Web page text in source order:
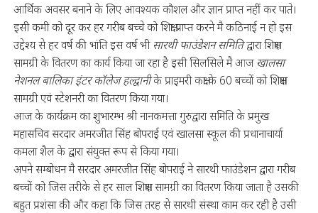
आर्थिक अवसर बनाने के लिए आवश्यक कौशल और ज्ञान प्राप्त नहीं कर पाते।
इसी कमी को दूर कर हर गरीब बच्चे को शिक्षा प्राप्त करने मै कठिनाई न हो इस
उद्देश्य से हर वर्ष की भांति इस वर्ष भी सारथी फाउंडेशन समितिद्वारा शिक्षण
सामग्री के वितरण का कार्य किया जा रहा है इसी सिलसिले मै आज खालसा
नेशनल बालिका इंटर कॉलेज हल्द्वानीके प्राइमरी कक्षा के 60 बच्चों को शिक्षण
सामग्री एवं स्टेशनरी का वितरण किया गया।
आज के कार्यक्रम का शुभारम्भ श्री नानकमत्ता गुरुद्वारा समिति के प्रमुख
महासचिव सरदार अमरजीत सिंह बोपराई एवं खालसा स्कूल की प्रधानाचार्या
कमला शैल के द्वारा संयुक्त रूप से किया गया।
अपने सम्बोधन मै सरदार अमरजीत सिंह बोपराई ने सारथी फाउंडेशन द्वारा गरीब
बच्चों को जिस तरीके से हर साल शिक्षण सामग्री का वितरण किया जाता है उसकी
बहुत प्रशंसा की और कहा कि जिस तरह से सारथी संस्था काम कर रही है उसी